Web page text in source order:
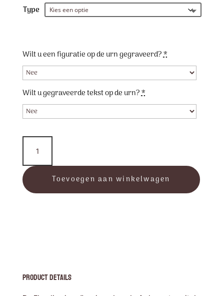
€
Type
Wilt u een figuratie op de urn gegraveerd?*
Wilt u gegraveerde tekst op de urn?*
Elan
-
Marble
Earth
Toevoegen aan winkelwagen
Product Details